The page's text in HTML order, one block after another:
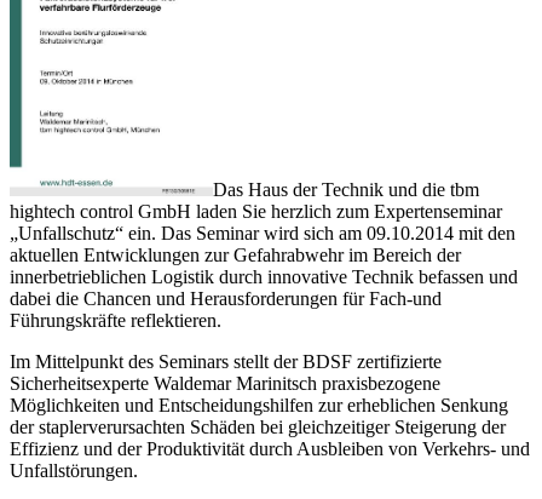
Das Haus der Technik und die tbm
hightech control GmbH laden Sie herzlich zum Expertenseminar
„Unfallschutz“ ein. Das Seminar wird sich am 09.10.2014 mit den
aktuellen Entwicklungen zur Gefahrabwehr im Bereich der
innerbetrieblichen Logistik durch innovative Technik befassen und
dabei die Chancen und Herausforderungen für Fach-und
Führungskräfte reflektieren.
Im Mittelpunkt des Seminars stellt der BDSF zertifizierte
Sicherheitsexperte Waldemar Marinitsch praxisbezogene
Möglichkeiten und Entscheidungshilfen zur erheblichen Senkung
der staplerverursachten Schäden bei gleichzeitiger Steigerung der
Effizienz und der Produktivität durch Ausbleiben von Verkehrs- und
Unfallstörungen.